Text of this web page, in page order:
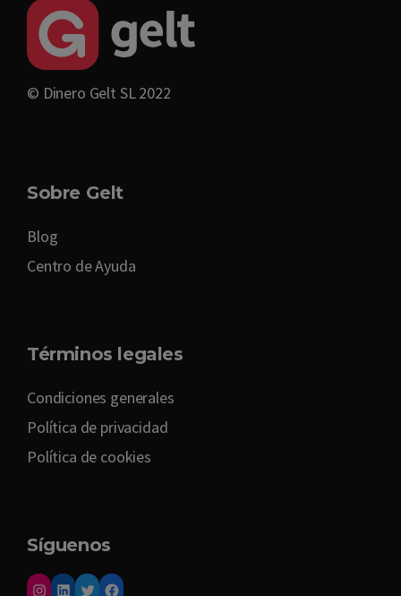
© Dinero Gelt SL 2022
Sobre Gelt
Blog
Centro de Ayuda
Términos legales
Condiciones generales
Política de privacidad
Política de cookies
Síguenos